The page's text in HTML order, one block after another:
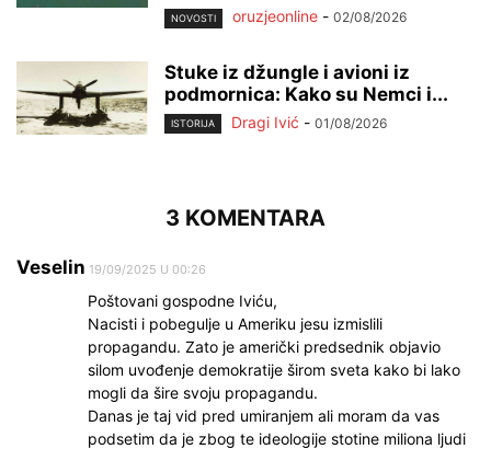
NOVOSTI oruzjeonline - 02/08/2026
Stuke iz džungle i avioni iz
podmornica: Kako su Nemci i...
ISTORIJA Dragi Ivić - 01/08/2026
3 KOMENTARA
Veselin 19/09/2025 U 00:26
Poštovani gospodne Iviću,
Nacisti i pobegulje u Ameriku jesu izmislili
propagandu. Zato je američki predsednik objavio
silom uvođenje demokratije širom sveta kako bi lako
mogli da šire svoju propagandu.
Danas je taj vid pred umiranjem ali moram da vas
podsetim da je zbog te ideologije stotine miliona ljudi